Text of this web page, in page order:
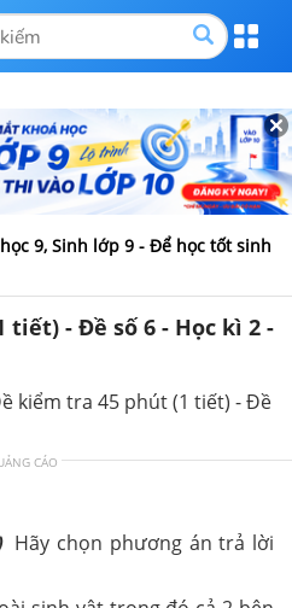
9, Sinh lớp 9 - Để học tốt sinh
- Đề số 6 - Học kì 2 -
kiểm tra 45 phút (1 tiết) - Đề
CÁO
Hãy chọn phương án trả lời